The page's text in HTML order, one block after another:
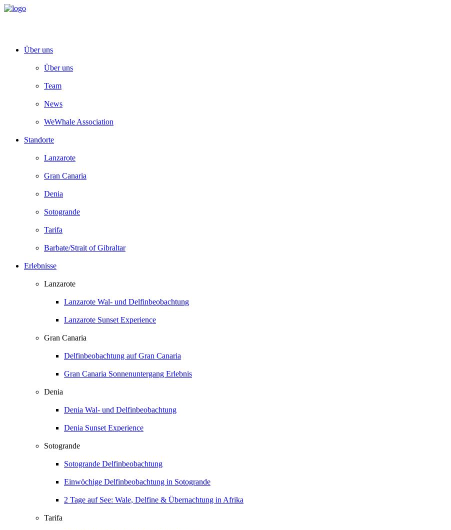
Über uns
Über uns
Team
News
WeWhale Association
Standorte
Lanzarote
Gran Canaria
Denia
Sotogrande
Tarifa
Barbate/Strait of Gibraltar
Erlebnisse
Lanzarote
Lanzarote Wal- und Delfinbeobachtung
Lanzarote Sunset Experience
Gran Canaria
Delfinbeobachtung auf Gran Canaria
Gran Canaria Sonnenuntergang Erlebnis
Denia
Denia Wal- und Delfinbeobachtung
Denia Sunset Experience
Sotogrande
Sotogrande Delfinbeobachtung
Einwöchige Delfinbeobachtung in Sotogrande
2 Tage auf See: Wale, Delfine & Übernachtung in Afrika
Tarifa